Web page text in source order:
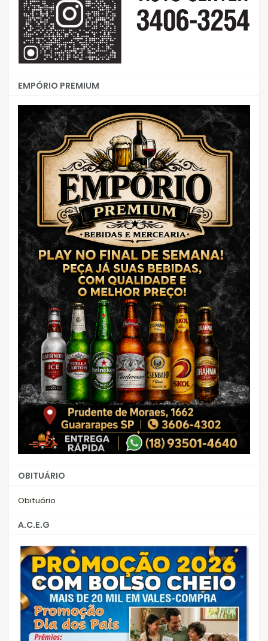
EMPÓRIO PREMIUM
OBITUÁRIO
Obituário
A.C.E.G